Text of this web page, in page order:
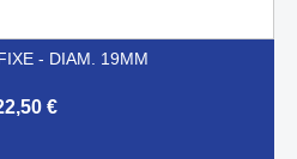
- DIAM. 19MM
€